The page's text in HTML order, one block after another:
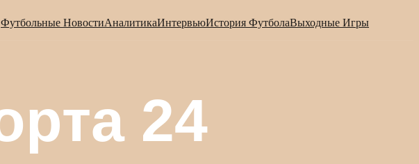
Футбольные НовостиАналитикаИнтервьюИстория ФутболаВыходные Игры